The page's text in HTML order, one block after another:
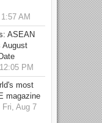
AM
ASEAN
August
PM
most
magazine
Fri, Aug 7